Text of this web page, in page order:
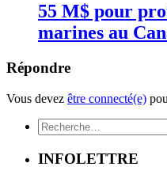
55 M$ pour
marines au
Répondre
Vous devez être connecté(e)
Rechercher :
INFOLETTRE